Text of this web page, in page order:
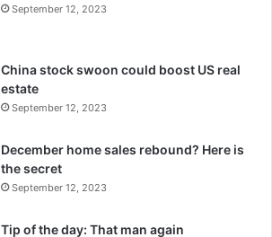
September 12, 2023
China stock swoon could boost US real
estate
September 12, 2023
December home sales rebound? Here is
the secret
September 12, 2023
Tip of the day: That man again